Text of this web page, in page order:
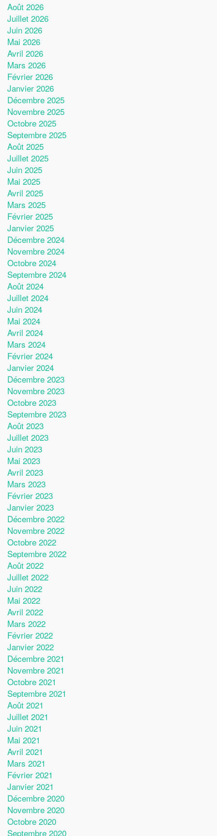
Août 2026
Juillet 2026
Juin 2026
Mai 2026
Avril 2026
Mars 2026
Février 2026
Janvier 2026
Décembre 2025
Novembre 2025
Octobre 2025
Septembre 2025
Août 2025
Juillet 2025
Juin 2025
Mai 2025
Avril 2025
Mars 2025
Février 2025
Janvier 2025
Décembre 2024
Novembre 2024
Octobre 2024
Septembre 2024
Août 2024
Juillet 2024
Juin 2024
Mai 2024
Avril 2024
Mars 2024
Février 2024
Janvier 2024
Décembre 2023
Novembre 2023
Octobre 2023
Septembre 2023
Août 2023
Juillet 2023
Juin 2023
Mai 2023
Avril 2023
Mars 2023
Février 2023
Janvier 2023
Décembre 2022
Novembre 2022
Octobre 2022
Septembre 2022
Août 2022
Juillet 2022
Juin 2022
Mai 2022
Avril 2022
Mars 2022
Février 2022
Janvier 2022
Décembre 2021
Novembre 2021
Octobre 2021
Septembre 2021
Août 2021
Juillet 2021
Juin 2021
Mai 2021
Avril 2021
Mars 2021
Février 2021
Janvier 2021
Décembre 2020
Novembre 2020
Octobre 2020
Septembre 2020